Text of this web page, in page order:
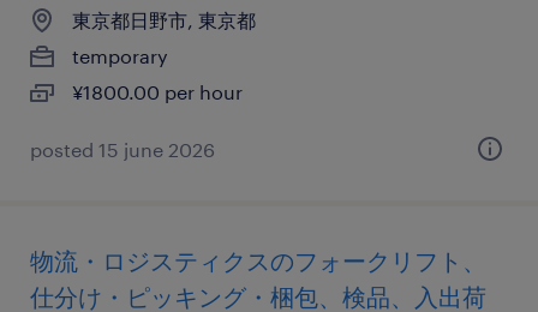
東京都日野市, 東京都
temporary
¥1800.00 per hour
posted 15 june 2026
物流・ロジスティクスのフォークリフト、
仕分け・ピッキング・梱包、検品、入出荷